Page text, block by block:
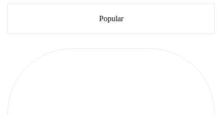
Popular